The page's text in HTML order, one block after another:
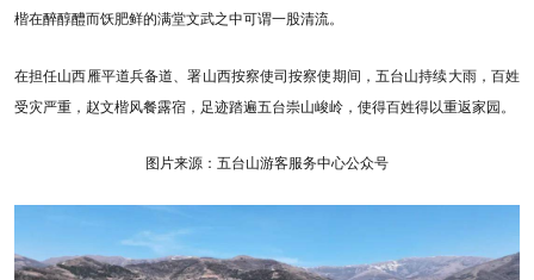
楷在醉醇醴而饫肥鲜的满堂文武之中可谓一股清流。
在担任山西雁平道兵备道、署山西按察使司按察使期间，五台山持续大雨，百姓
受灾严重，赵文楷风餐露宿，足迹踏遍五台崇山峻岭，使得百姓得以重返家园。
图片来源：五台山游客服务中心公众号